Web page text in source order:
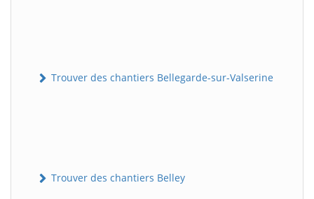
Trouver des chantiers Bellegarde-sur-Valserine
Trouver des chantiers Belley